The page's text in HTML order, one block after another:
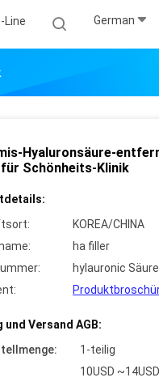
Line German
Hyaluronsäure-
Schönheits-Klinik
KOREA/CHINA
ha filler
hylauronic
und Versand AGB:
1-teilig
10USD